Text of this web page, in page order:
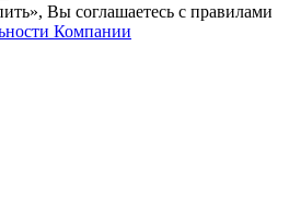
Вы соглашаетесь c правилами
Компании